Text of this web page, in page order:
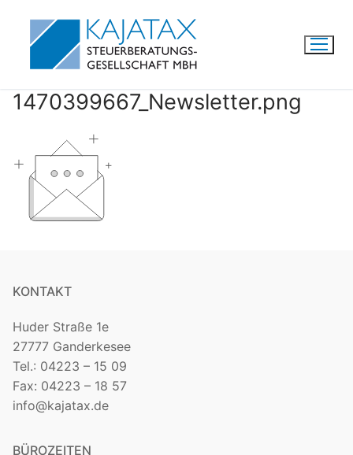
springen
1470399667_Newsletter.png
KONTAKT
Huder Straße 1e
27777 Ganderkesee
Tel.: 04223 – 15 09
Fax: 04223 – 18 57
info@kajatax.de
BÜROZEITEN